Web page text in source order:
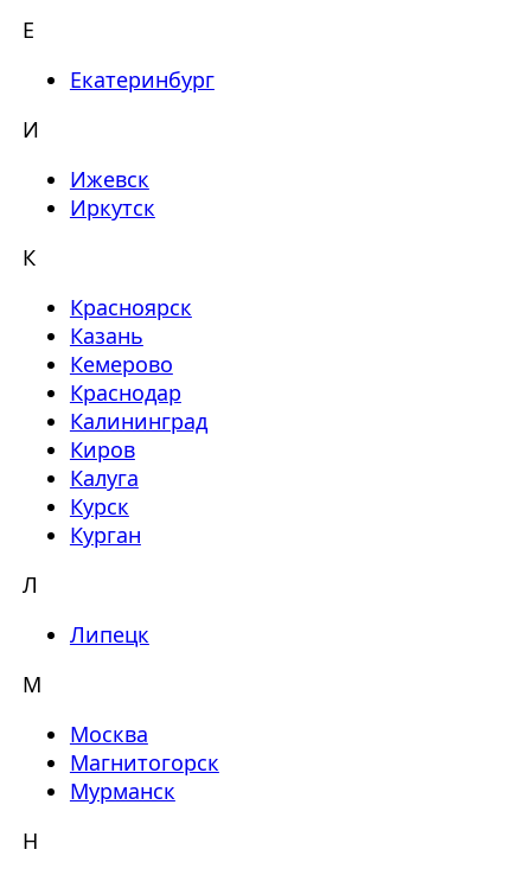
Е
Екатеринбург
И
Ижевск
Иркутск
К
Красноярск
Казань
Кемерово
Краснодар
Калининград
Киров
Калуга
Курск
Курган
Л
Липецк
М
Москва
Магнитогорск
Мурманск
Н